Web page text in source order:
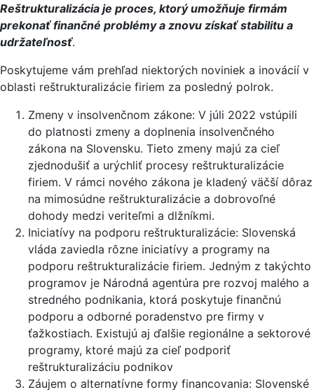
Reštrukturalizácia je proces, ktorý umožňuje firmám
prekonať finančné problémy a znovu získať stabilitu a
udržateľnosť.
Poskytujeme vám prehľad niektorých noviniek a inovácií v
oblasti reštrukturalizácie firiem za posledný polrok.
Zmeny v insolvenčnom zákone: V júli 2022 vstúpili
do platnosti zmeny a doplnenia insolvenčného
zákona na Slovensku. Tieto zmeny majú za cieľ
zjednodušiť a urýchliť procesy reštrukturalizácie
firiem. V rámci nového zákona je kladený väčší dôraz
na mimosúdne reštrukturalizácie a dobrovoľné
dohody medzi veriteľmi a dlžníkmi.
Iniciatívy na podporu reštrukturalizácie: Slovenská
vláda zaviedla rôzne iniciatívy a programy na
podporu reštrukturalizácie firiem. Jedným z takýchto
programov je Národná agentúra pre rozvoj malého a
stredného podnikania, ktorá poskytuje finančnú
podporu a odborné poradenstvo pre firmy v
ťažkostiach. Existujú aj ďalšie regionálne a sektorové
programy, ktoré majú za cieľ podporiť
reštrukturalizáciu podnikov
Záujem o alternatívne formy financovania: Slovenské